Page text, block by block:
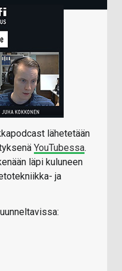
lähetetään
YouTubessa.
läpi kuluneen
ja